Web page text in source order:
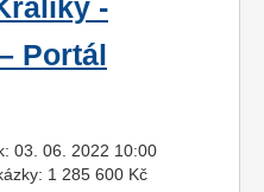
-
Portál
03. 06. 2022 10:00
1 285 600 Kč